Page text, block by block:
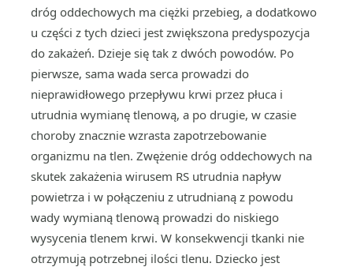
dróg oddechowych ma ciężki przebieg, a dodatkowo
u części z tych dzieci jest zwiększona predyspozycja
do zakażeń. Dzieje się tak z dwóch powodów. Po
pierwsze, sama wada serca prowadzi do
nieprawidłowego przepływu krwi przez płuca i
utrudnia wymianę tlenową, a po drugie, w czasie
choroby znacznie wzrasta zapotrzebowanie
organizmu na tlen. Zwężenie dróg oddechowych na
skutek zakażenia wirusem RS utrudnia napływ
powietrza i w połączeniu z utrudnianą z powodu
wady wymianą tlenową prowadzi do niskiego
wysycenia tlenem krwi. W konsekwencji tkanki nie
otrzymują potrzebnej ilości tlenu. Dziecko jest